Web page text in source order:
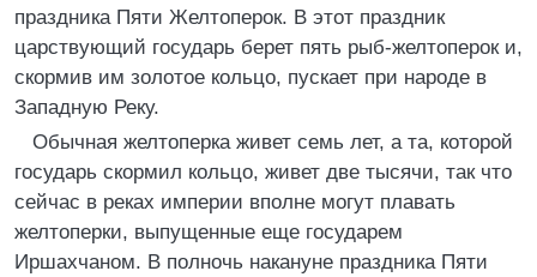
праздника Пяти Желтоперок. В этот праздник
царствующий государь берет пять рыб-желтоперок и,
скормив им золотое кольцо, пускает при народе в
Западную Реку.
Обычная желтоперка живет семь лет, а та, которой
государь скормил кольцо, живет две тысячи, так что
сейчас в реках империи вполне могут плавать
желтоперки, выпущенные еще государем
Иршахчаном. В полночь накануне праздника Пяти